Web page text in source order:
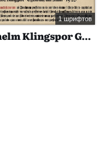
1 шрифтов
Wilhelm Klingspor Gotisch